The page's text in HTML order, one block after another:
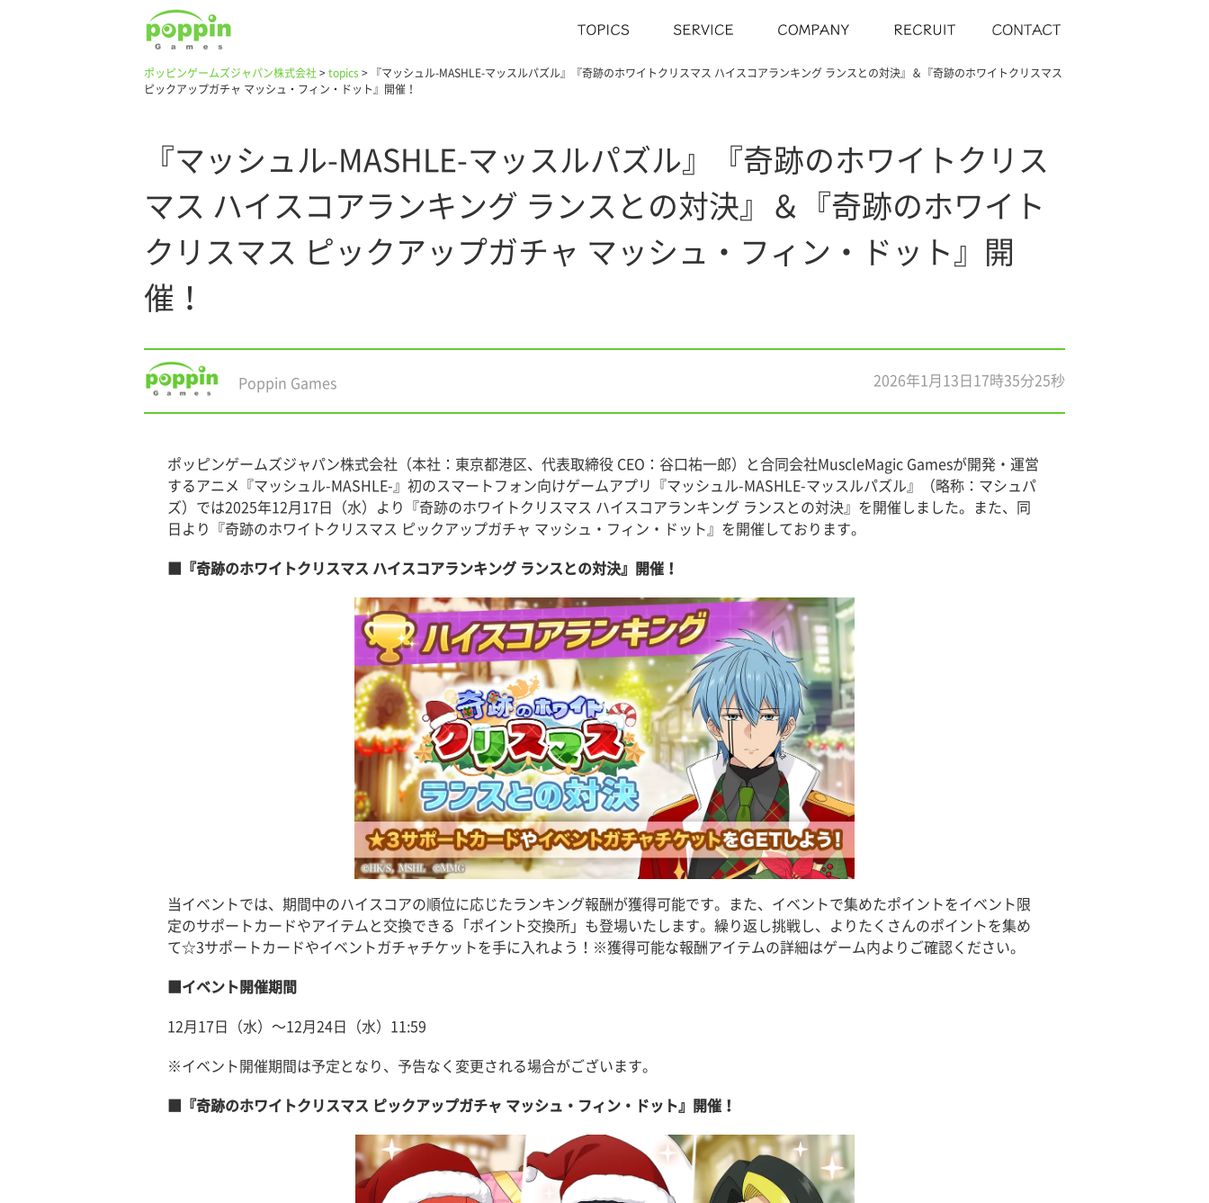
ポッピンゲームズジャパン株式会社 > topics >
『マッシュル-MASHLE-マッスルパズル』『奇跡のホワイトクリスマス ハイスコアランキング ランスとの対決』＆『奇跡のホワイトクリスマス
ピックアップガチャ マッシュ・フィン・ドット』開催！
『マッシュル-MASHLE-マッスルパズル』『奇跡のホワイトクリス
マス ハイスコアランキング ランスとの対決』＆『奇跡のホワイト
クリスマス ピックアップガチャ マッシュ・フィン・ドット』開
催！
Poppin Games 2026年1月13日17時35分25秒
ポッピンゲームズジャパン株式会社（本社：東京都港区、代表取締役 CEO：谷口祐一郎）と合同会社MuscleMagic Gamesが開発・運営
するアニメ『マッシュル-MASHLE-』初のスマートフォン向けゲームアプリ『マッシュル-MASHLE-マッスルパズル』（略称：マシュパ
ズ）では2025年12月17日（水）より『奇跡のホワイトクリスマス ハイスコアランキング ランスとの対決』を開催しました。また、同
日より『奇跡のホワイトクリスマス ピックアップガチャ マッシュ・フィン・ドット』を開催しております。
■『奇跡のホワイトクリスマス ハイスコアランキング ランスとの対決』開催！
当イベントでは、期間中のハイスコアの順位に応じたランキング報酬が獲得可能です。また、イベントで集めたポイントをイベント限
定のサポートカードやアイテムと交換できる「ポイント交換所」も登場いたします。繰り返し挑戦し、よりたくさんのポイントを集め
て☆3サポートカードやイベントガチャチケットを手に入れよう！※獲得可能な報酬アイテムの詳細はゲーム内よりご確認ください。
■イベント開催期間
12月17日（水）〜12月24日（水）11:59
※イベント開催期間は予定となり、予告なく変更される場合がございます。
■『奇跡のホワイトクリスマス ピックアップガチャ マッシュ・フィン・ドット』開催！